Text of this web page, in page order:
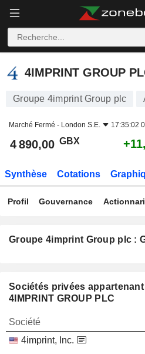
4IMPRINT GROUP PLC
4IMPRINT GROUP
Groupe 4imprint Group plc
Marché Fermé - London S.E. 17:35:02
4 890,00 GBX
Synthèse Cotations
Profil Gouvernance
Groupe 4imprint Group plc :
Sociétés privées
4IMPRINT GROUP PLC
Société
4imprint, Inc.